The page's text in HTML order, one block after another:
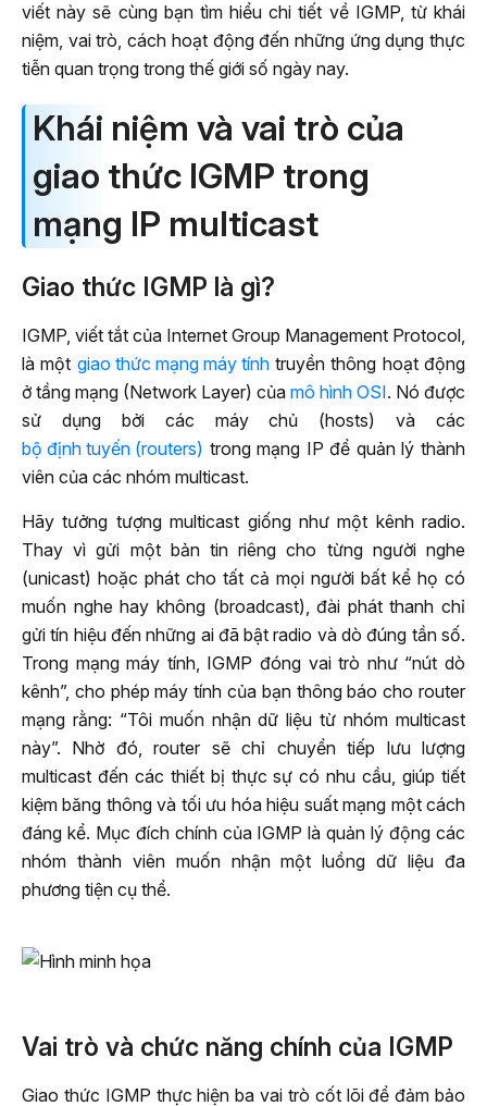
viết này sẽ cùng bạn tìm hiểu chi tiết về IGMP, từ khái
niệm, vai trò, cách hoạt động đến những ứng dụng thực
tiễn quan trọng trong thế giới số ngày nay.
Khái niệm và vai trò của
giao thức IGMP trong
mạng IP multicast
Giao thức IGMP là gì?
IGMP, viết tắt của Internet Group Management Protocol,
là một giao thức mạng máy tínhtruyền thông hoạt động
ở tầng mạng (Network Layer) của mô hình OSI. Nó được
sử dụng bởi các máy chủ (hosts) và các
bộ định tuyến (routers) trong mạng IP để quản lý thành
viên của các nhóm multicast.
Hãy tưởng tượng multicast giống như một kênh radio.
Thay vì gửi một bản tin riêng cho từng người nghe
(unicast) hoặc phát cho tất cả mọi người bất kể họ có
muốn nghe hay không (broadcast), đài phát thanh chỉ
gửi tín hiệu đến những ai đã bật radio và dò đúng tần số.
Trong mạng máy tính, IGMP đóng vai trò như “nút dò
kênh”, cho phép máy tính của bạn thông báo cho router
mạng rằng: “Tôi muốn nhận dữ liệu từ nhóm multicast
này”. Nhờ đó, router sẽ chỉ chuyển tiếp lưu lượng
multicast đến các thiết bị thực sự có nhu cầu, giúp tiết
kiệm băng thông và tối ưu hóa hiệu suất mạng một cách
đáng kể. Mục đích chính của IGMP là quản lý động các
nhóm thành viên muốn nhận một luồng dữ liệu đa
phương tiện cụ thể.
Vai trò và chức năng chính của IGMP
Giao thức IGMP thực hiện ba vai trò cốt lõi để đảm bảo